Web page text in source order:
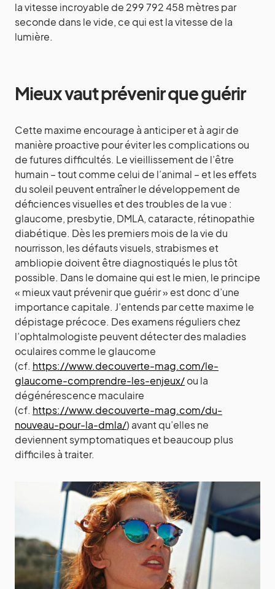
la vitesse incroyable de 299 792 458 mètres par
seconde dans le vide, ce qui est la vitesse de la
lumière.
Mieux vaut prévenir que guérir
Cette maxime encourage à anticiper et à agir de
manière proactive pour éviter les complications ou
de futures difficultés. Le vieillissement de l’être
humain – tout comme celui de l’animal – et les effets
du soleil peuvent entraîner le développement de
déficiences visuelles et des troubles de la vue :
glaucome, presbytie, DMLA, cataracte, rétinopathie
diabétique. Dès les premiers mois de la vie du
nourrisson, les défauts visuels, strabismes et
ambliopie doivent être diagnostiqués le plus tôt
possible. Dans le domaine qui est le mien, le principe
« mieux vaut prévenir que guérir » est donc d’une
importance capitale. J’entends par cette maxime le
dépistage précoce. Des examens réguliers chez
l’ophtalmologiste peuvent détecter des maladies
oculaires comme le glaucome
(cf. https://www.decouverte-mag.com/le-
glaucome-comprendre-les-enjeux/ou la
dégénérescence maculaire
(cf. https://www.decouverte-mag.com/du-
nouveau-pour-la-dmla/) avant qu’elles ne
deviennent symptomatiques et beaucoup plus
difficiles à traiter.